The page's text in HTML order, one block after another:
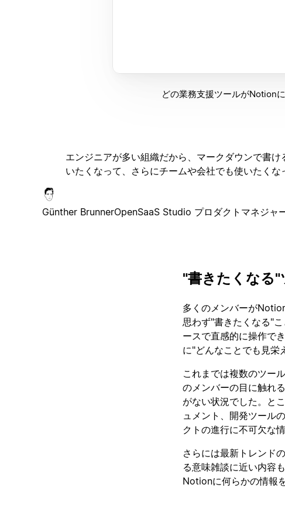
どの業務支援ツールがNotion
エンジニアが多い組織だから、マークダウンで書
いたくなって、さらにチームや会社でも使いたく
Günther BrunnerOpenSaaS Studio プロダクトマネジャ
"書きたくなる
多くのメンバーが
思わず"書きたくなる"
ースで直感的に操作で
に"どんなことでも見栄
これまでは複数のツー
のメンバーの目に触れ
がない状況でした。と
ュメント、開発ツール
クトの進行に不可欠な
さらには最新トレンド
る意味雑談に近い内容
Notionに何らかの情報